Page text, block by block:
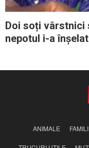
Doi soți vârstnici
nepotul i-a
ANIMALE